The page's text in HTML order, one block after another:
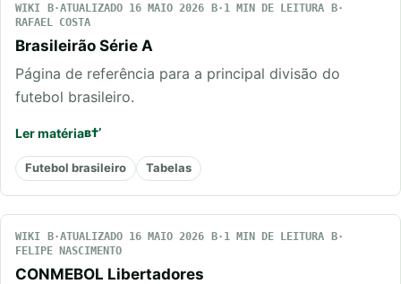
WIKI ATUALIZADO 16 MAIO 2026
1 MIN DE LEITURA
RAFAEL COSTA
Brasileirão Série A
Página de referência para a principal divisão do
futebol brasileiro.
Ler matéria
Futebol brasileiro Tabelas
WIKI ATUALIZADO 16 MAIO 2026
1 MIN DE LEITURA
FELIPE NASCIMENTO
CONMEBOL Libertadores